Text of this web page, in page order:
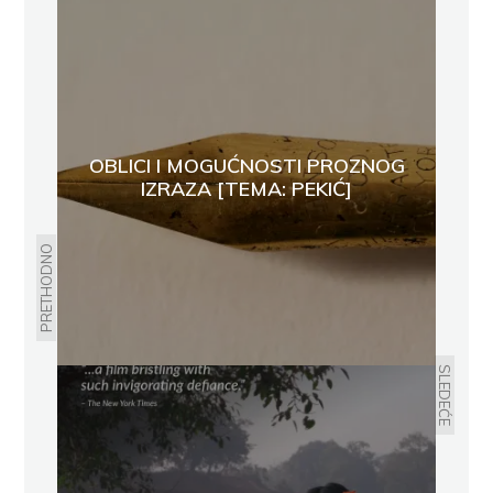
PRETHODNO
OBLICI I MOGUĆNOSTI PROZNOG
IZRAZA [TEMA: PEKIĆ]
SLEDEĆE